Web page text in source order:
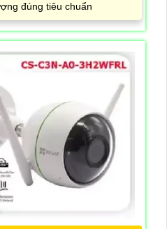
đúng tiêu chuẩn